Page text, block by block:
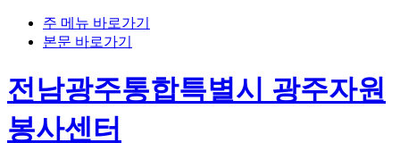
주 메뉴 바로가기
본문 바로가기
전남광주통합특별시 광주자원
봉사센터